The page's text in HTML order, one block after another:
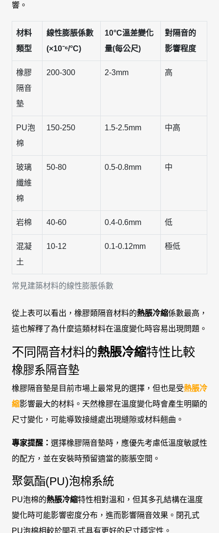
響。
常見建築材料的線性膨脹係數
材料
類型
線性膨脹係數
(×10⁻⁶/°C)
10°C溫差變化
量(每公尺)
對隔音的
影響程度
橡膠
隔音
墊
200-300 2-3mm 高
PU泡
棉
150-250 1.5-2.5mm 中高
玻璃
纖維
棉
50-80 0.5-0.8mm 中
岩棉 40-60 0.4-0.6mm 低
混凝
土
10-12 0.1-0.12mm 極低
從上表可以看出，橡膠類隔音材料的熱脹冷縮係數最高，
這也解釋了為什麼這類材料在溫度變化時容易出現問題。
不同隔音材料的熱脹冷縮特性比較
橡膠系隔音墊
橡膠隔音墊是目前市場上最常見的選擇，但也是受熱脹冷
縮影響最大的材料。天然橡膠在溫度變化時會產生明顯的
尺寸變化，可能導致接縫處出現縫隙或材料翹曲。
專家提醒： 選擇橡膠隔音墊時，應優先考慮低溫度敏感性
的配方，並在安裝時預留適當的膨脹空間。
聚氨酯(PU)泡棉系統
PU泡棉的熱脹冷縮特性相對溫和，但其多孔結構在溫度
變化時可能影響密度分布，進而影響隔音效果。閉孔式
PU泡棉相較於開孔式具有更好的尺寸穩定性。